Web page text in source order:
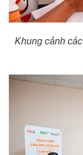
Khung cảnh